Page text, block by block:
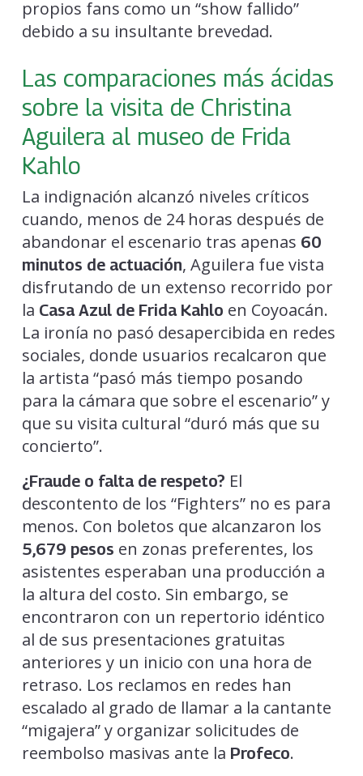
propios fans como un “show fallido”
debido a su insultante brevedad.
Las comparaciones más ácidas
sobre la visita de Christina
Aguilera al museo de Frida
Kahlo
La indignación alcanzó niveles críticos
cuando, menos de 24 horas después de
abandonar el escenario tras apenas 60
minutos de actuación, Aguilera fue vista
disfrutando de un extenso recorrido por
la Casa Azul de Frida Kahlo en Coyoacán.
La ironía no pasó desapercibida en redes
sociales, donde usuarios recalcaron que
la artista “pasó más tiempo posando
para la cámara que sobre el escenario” y
que su visita cultural “duró más que su
concierto”.
¿Fraude o falta de respeto? El
descontento de los “Fighters” no es para
menos. Con boletos que alcanzaron los
5,679 pesos en zonas preferentes, los
asistentes esperaban una producción a
la altura del costo. Sin embargo, se
encontraron con un repertorio idéntico
al de sus presentaciones gratuitas
anteriores y un inicio con una hora de
retraso. Los reclamos en redes han
escalado al grado de llamar a la cantante
“migajera” y organizar solicitudes de
reembolso masivas ante la Profeco.